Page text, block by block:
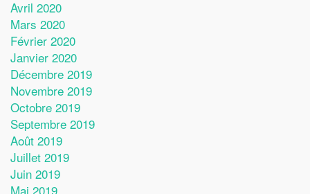
Avril 2020
Mars 2020
Février 2020
Janvier 2020
Décembre 2019
Novembre 2019
Octobre 2019
Septembre 2019
Août 2019
Juillet 2019
Juin 2019
Mai 2019